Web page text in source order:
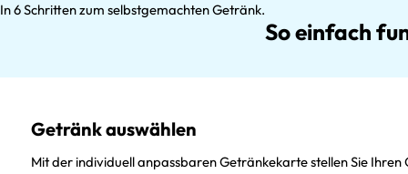
So einfach
In 6 Schritten zum selbstgemachten Getränk.
Getränk auswählen
Mit der individuell anpassbaren Getränkekarte stellen Sie